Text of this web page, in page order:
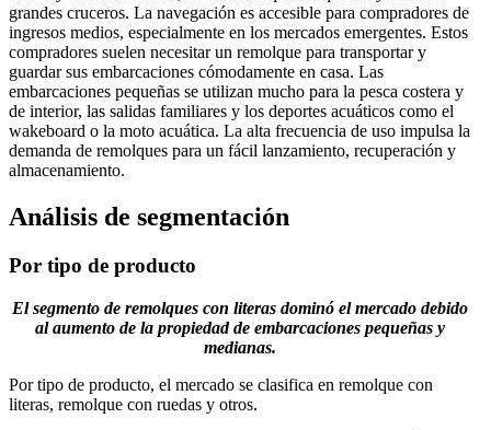
grandes cruceros. La navegación es accesible para compradores de
ingresos medios, especialmente en los mercados emergentes. Estos
compradores suelen necesitar un remolque para transportar y
guardar sus embarcaciones cómodamente en casa. Las
embarcaciones pequeñas se utilizan mucho para la pesca costera y
de interior, las salidas familiares y los deportes acuáticos como el
wakeboard o la moto acuática. La alta frecuencia de uso impulsa la
demanda de remolques para un fácil lanzamiento, recuperación y
almacenamiento.
Análisis de segmentación
Por tipo de producto
El segmento de remolques con literas dominó el mercado debido
al aumento de la propiedad de embarcaciones pequeñas y
medianas.
Por tipo de producto, el mercado se clasifica en remolque con
literas, remolque con ruedas y otros.